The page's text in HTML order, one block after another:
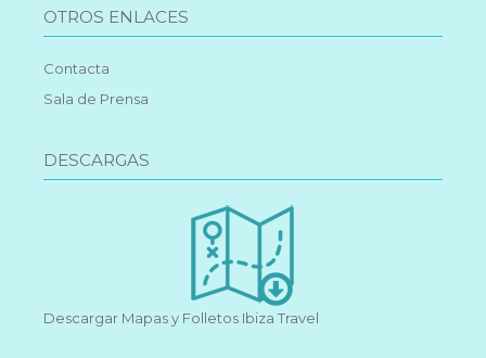
OTROS ENLACES
Contacta
Sala de Prensa
DESCARGAS
Descargar Mapas y Folletos Ibiza Travel